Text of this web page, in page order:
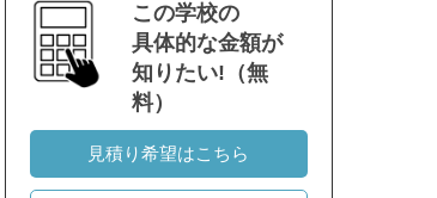
この学校の
具体的な金額が
知りたい!（無
料）
見積り希望はこちら